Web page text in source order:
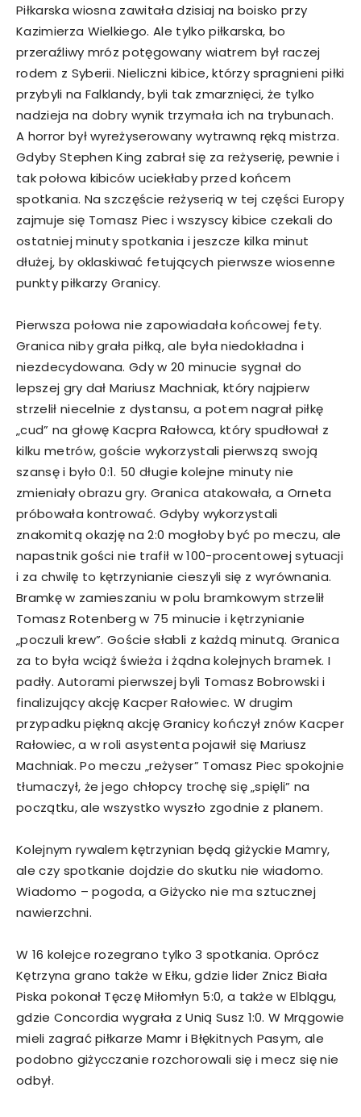
Piłkarska wiosna zawitała dzisiaj na boisko przy
Kazimierza Wielkiego. Ale tylko piłkarska, bo
przeraźliwy mróz potęgowany wiatrem był raczej
rodem z Syberii. Nieliczni kibice, którzy spragnieni piłki
przybyli na Falklandy, byli tak zmarznięci, że tylko
nadzieja na dobry wynik trzymała ich na trybunach.
A horror był wyreżyserowany wytrawną ręką mistrza.
Gdyby Stephen King zabrał się za reżyserię, pewnie i
tak połowa kibiców uciekłaby przed końcem
spotkania. Na szczęście reżyserią w tej części Europy
zajmuje się Tomasz Piec i wszyscy kibice czekali do
ostatniej minuty spotkania i jeszcze kilka minut
dłużej, by oklaskiwać fetujących pierwsze wiosenne
punkty piłkarzy Granicy.
Pierwsza połowa nie zapowiadała końcowej fety.
Granica niby grała piłką, ale była niedokładna i
niezdecydowana. Gdy w 20 minucie sygnał do
lepszej gry dał Mariusz Machniak, który najpierw
strzelił niecelnie z dystansu, a potem nagrał piłkę
„cud” na głowę Kacpra Rałowca, który spudłował z
kilku metrów, goście wykorzystali pierwszą swoją
szansę i było 0:1. 50 długie kolejne minuty nie
zmieniały obrazu gry. Granica atakowała, a Orneta
próbowała kontrować. Gdyby wykorzystali
znakomitą okazję na 2:0 mogłoby być po meczu, ale
napastnik gości nie trafił w 100-procentowej sytuacji
i za chwilę to kętrzynianie cieszyli się z wyrównania.
Bramkę w zamieszaniu w polu bramkowym strzelił
Tomasz Rotenberg w 75 minucie i kętrzynianie
„poczuli krew”. Goście słabli z każdą minutą. Granica
za to była wciąż świeża i żądna kolejnych bramek. I
padły. Autorami pierwszej byli Tomasz Bobrowski i
finalizujący akcję Kacper Rałowiec. W drugim
przypadku piękną akcję Granicy kończył znów Kacper
Rałowiec, a w roli asystenta pojawił się Mariusz
Machniak. Po meczu „reżyser” Tomasz Piec spokojnie
tłumaczył, że jego chłopcy trochę się „spięli” na
początku, ale wszystko wyszło zgodnie z planem.
Kolejnym rywalem kętrzynian będą giżyckie Mamry,
ale czy spotkanie dojdzie do skutku nie wiadomo.
Wiadomo – pogoda, a Giżycko nie ma sztucznej
nawierzchni.
W 16 kolejce rozegrano tylko 3 spotkania. Oprócz
Kętrzyna grano także w Ełku, gdzie lider Znicz Biała
Piska pokonał Tęczę Miłomłyn 5:0, a także w Elblągu,
gdzie Concordia wygrała z Unią Susz 1:0. W Mrągowie
mieli zagrać piłkarze Mamr i Błękitnych Pasym, ale
podobno giżycczanie rozchorowali się i mecz się nie
odbył.